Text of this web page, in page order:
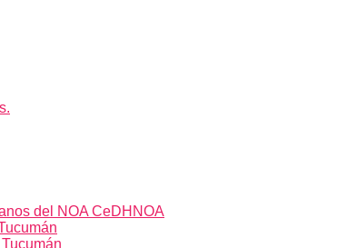
del NOA CeDHNOA